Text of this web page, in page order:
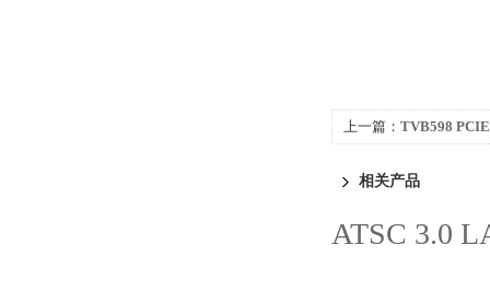
上一篇： TVB598
相关产品
ATSC 3.0